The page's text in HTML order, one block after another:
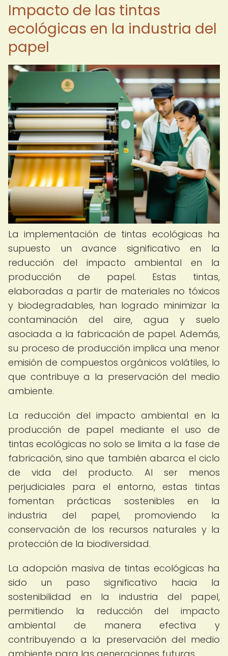
Impacto de las tintas
ecológicas en la industria del
papel
La implementación de tintas ecológicas ha
supuesto un avance significativo en la
reducción del impacto ambiental en la
producción de papel. Estas tintas,
elaboradas a partir de materiales no tóxicos
y biodegradables, han logrado minimizar la
contaminación del aire, agua y suelo
asociada a la fabricación de papel. Además,
su proceso de producción implica una menor
emisión de compuestos orgánicos volátiles, lo
que contribuye a la preservación del medio
ambiente.
La reducción del impacto ambiental en la
producción de papel mediante el uso de
tintas ecológicas no solo se limita a la fase de
fabricación, sino que también abarca el ciclo
de vida del producto. Al ser menos
perjudiciales para el entorno, estas tintas
fomentan prácticas sostenibles en la
industria del papel, promoviendo la
conservación de los recursos naturales y la
protección de la biodiversidad.
La adopción masiva de tintas ecológicas ha
sido un paso significativo hacia la
sostenibilidad en la industria del papel,
permitiendo la reducción del impacto
ambiental de manera efectiva y
contribuyendo a la preservación del medio